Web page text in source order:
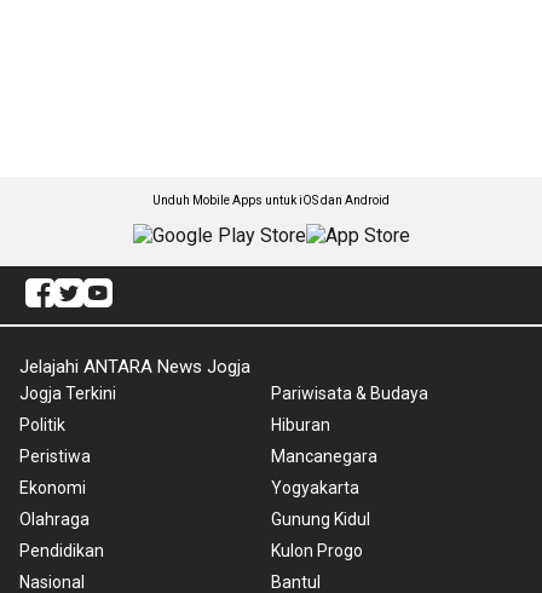
Unduh Mobile Apps untuk iOS dan Android
Jelajahi ANTARA News Jogja
Jogja Terkini
Politik
Peristiwa
Ekonomi
Olahraga
Pendidikan
Nasional
Pariwisata & Budaya
Hiburan
Mancanegara
Yogyakarta
Gunung Kidul
Kulon Progo
Bantul